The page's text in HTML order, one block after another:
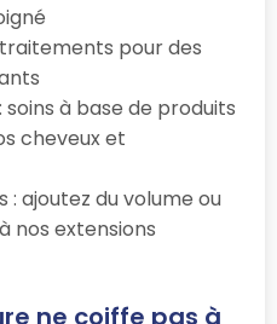
pour des
à base de produits
cheveux et
: ajoutez du volume ou
nos extensions
ne coiffe pas à